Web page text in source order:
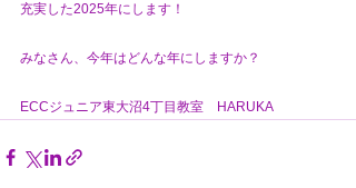
充実した2025年にします！
みなさん、今年はどんな年にしますか？
ECCジュニア東大沼4丁目教室　HARUKA